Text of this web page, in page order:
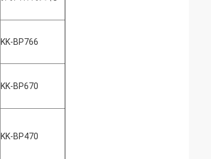
KK-BP766
KK-BP670
KK-BP470